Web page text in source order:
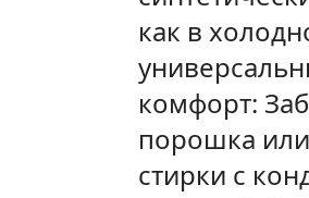
как в
комфорт:
порошка
стирки с